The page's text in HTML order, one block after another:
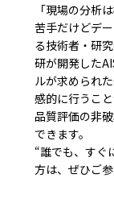
「現場の分析
苦手だけどデ
る技術者・研
研が開発した
ルが求められ
感的に行うこ
品質評価の非
できます。
“誰でも、すぐ
方は、ぜひご参